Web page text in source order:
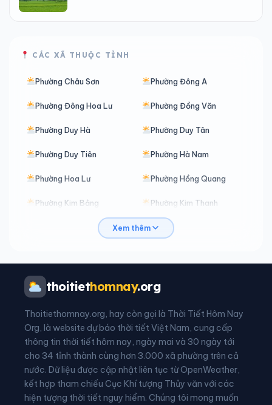
CÁC XÃ THUỘC TỈNH
Phường Châu Sơn Phường Đông A
Phường Đông Hoa Lư Phường Đồng Văn
Phường Duy Hà Phường Duy Tân
Phường Duy Tiên Phường Hà Nam
Phường Hoa Lư Phường Hồng Quang
Phường Kim Bảng Phường Kim Thanh
Phường Liêm Tuyền
Phường Nam Định
Phường Nguyễn Uý
Phường Phù Vân Phường Tam Chúc
Phường Tam Điệp Phường Tây Hoa Lư
Phường Thành Nam Phường Thiên Trường
Phường Tiên Sơn Phường Trung Sơn
Xem thêm
thoitiethomnay.org
Thoitiethomnay.org, hay còn gọi là Thời Tiết Hôm Nay
Org, là website dự báo thời tiết Việt Nam, cung cấp
thông tin thời tiết hôm nay, ngày mai và 30 ngày tới
cho 34 tỉnh thành cùng hơn 3.000 xã phường trên cả
nước. Dữ liệu được cập nhật liên tục từ OpenWeather,
kết hợp tham chiếu Cục Khí tượng Thủy văn với các
hiện tượng thời tiết nguy hiểm. Chúng tôi mong muốn